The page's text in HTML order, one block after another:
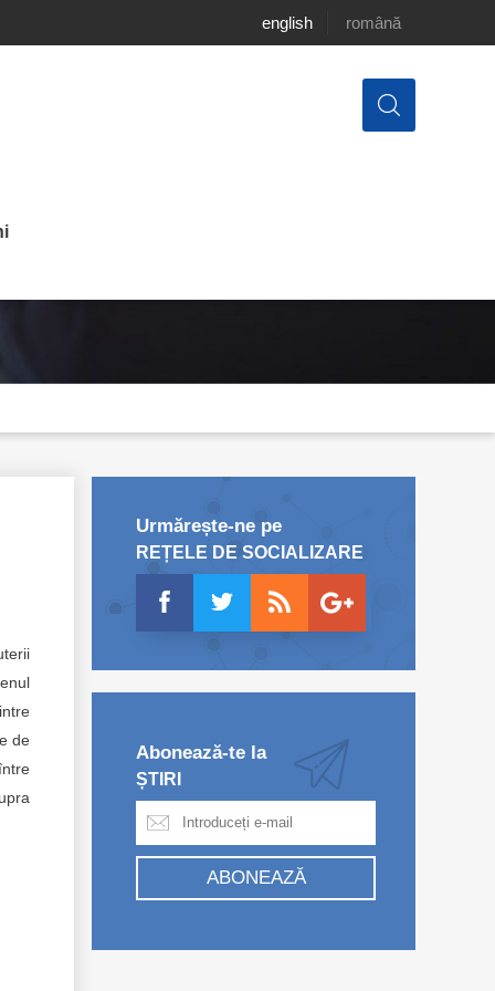
english română
de
Urmărește-ne pe
REȚELE DE SOCIALIZARE
Abonează-te la
ȘTIRI
ABONEAZĂ